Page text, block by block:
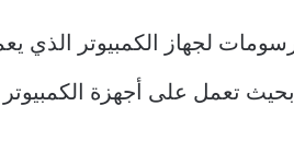
تعمل على أجهزة الكمبيوتر